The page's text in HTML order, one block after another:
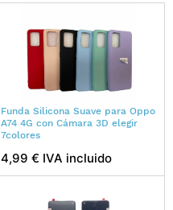
Funda Silicona Suave para Oppo
A74 4G con Cámara 3D elegir
7colores
4,99 € IVA incluido